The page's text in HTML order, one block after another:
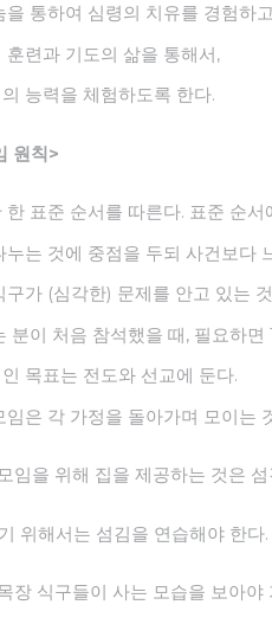
을 통하여 심령의 치유를 경험하
훈련과 기도의 삶을 통해서,
능력을 체험하도록 한다.
원칙>
한 표준 순서를 따른다. 표준 순
누는 것에 중점을 두되 사건보다
구가 (심각한) 문제를 안고 있는
분이 처음 참석했을 때, 필요하
목표는 전도와 선교에 둔다.
임은 각 가정을 돌아가며 모이는
임을 위해 집을 제공하는 것은
위해서는 섬김을 연습해야 한다.
장 식구들이 사는 모습을 보아